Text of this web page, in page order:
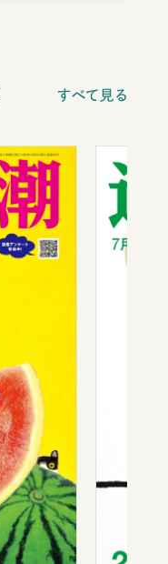
すべて見る